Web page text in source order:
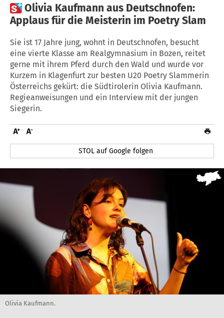
Olivia Kaufmann aus Deutschnofen:
Applaus für die Meisterin im Poetry Slam
Sie ist 17 Jahre jung, wohnt in Deutschnofen, besucht
eine vierte Klasse am Realgymnasium in Bozen, reitet
gerne mit ihrem Pferd durch den Wald und wurde vor
Kurzem in Klagenfurt zur besten U20 Poetry Slammerin
Österreichs gekürt: die Südtirolerin Olivia Kaufmann.
Regieanweisungen und ein Interview mit der jungen
Siegerin.
STOL auf Google folgen
Olivia Kaufmann.